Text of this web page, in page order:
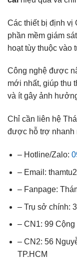
Các thiết bị định vị
phần mềm giám
hoạt tùy thuộc vào
Công nghệ được
mới nhất, giúp thu
và ít gây ảnh
Chỉ cần liên hệ
được hỗ trợ nhanh
– Hotline/Zalo:
– Email:
– Fanpage:
– Trụ sở chính:
– CN1: 99
– CN2: 56
TP.HCM